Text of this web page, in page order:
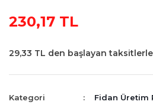
230,17 TL
29,33 TL den başlayan
Kategori
Fidan Üretim